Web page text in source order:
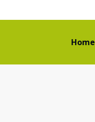
Home